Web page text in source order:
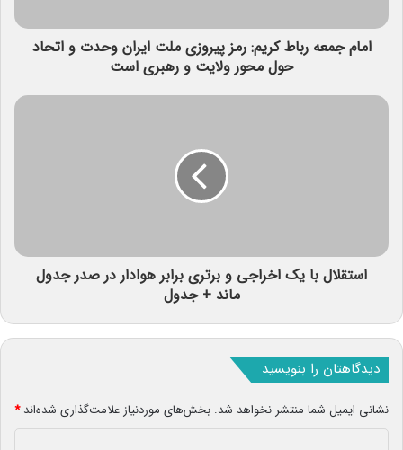
امام جمعه رباط کریم: رمز پیروزی ملت ایران وحدت و اتحاد
حول محور ولایت و رهبری است
استقلال با یک اخراجی و برتری برابر هوادار در صدر جدول
ماند + جدول
دیدگاهتان را بنویسید
نشانی ایمیل شما منتشر نخواهد شد. بخش‌های موردنیاز علامت‌گذاری شده‌اند*